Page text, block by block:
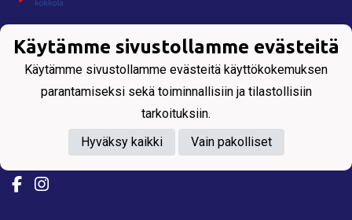
Tietosuojaseloste
KORIPALLOSEURA KOKKOLASTA
All Rights Reserved. Copyright © 2025 YMCA
Käytämme sivustollamme evästeitä
Käytämme sivustollamme evästeitä käyttökokemuksen
parantamiseksi sekä toiminnallisiin ja tilastollisiin
tarkoituksiin.
Hyväksy kaikki
Vain pakolliset